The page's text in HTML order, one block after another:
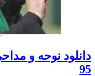
دانلود نوحه و
95